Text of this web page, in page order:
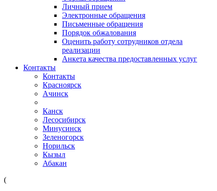
Личный прием
Электронные обращения
Письменные обращения
Порядок обжалования
Оценить работу сотрудников отдела
реализации
Анкета качества предоставленных услуг
Контакты
Контакты
Красноярск
Ачинск
Канск
Лесосибирск
Минусинск
Зеленогорск
Норильск
Кызыл
Абакан
(